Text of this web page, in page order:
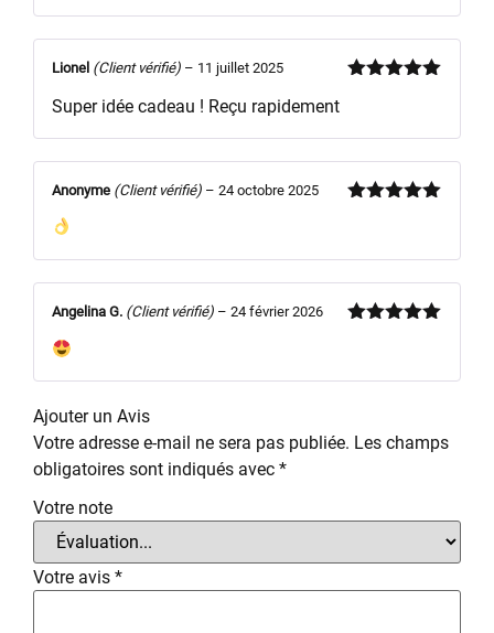
Note4
Lionel (Client vérifié) – 11 juillet 2025
Super idée cadeau ! Reçu rapidement
Anonyme (Client vérifié) – 24 octobre 2025
Angelina G. (Client vérifié) – 24 février 2026
Ajouter un Avis
Votre adresse e-mail ne sera pas publiée. Les champs
obligatoires sont indiqués avec *
Votre note
Votre avis *